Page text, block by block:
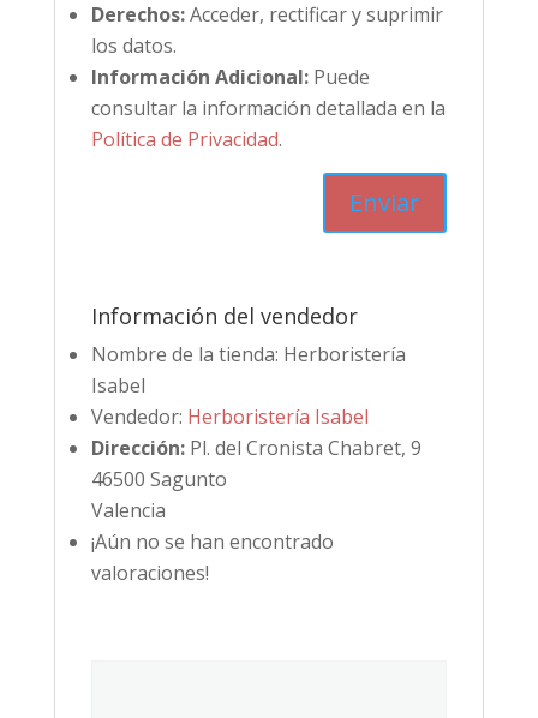
Derechos:Acceder, rectificar y suprimir
los datos.
Información Adicional:Puede
consultar la información detallada en la
Política de Privacidad.
Información del vendedor
Nombre de la tienda: Herboristería
Isabel
Vendedor: Herboristería Isabel
Dirección: Pl. del Cronista Chabret, 9
46500 Sagunto
Valencia
¡Aún no se han encontrado
valoraciones!